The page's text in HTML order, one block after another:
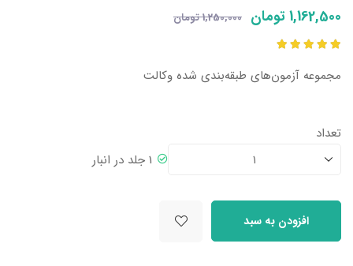
1,162,500 تومان 1,250,000 تومان
مجموعه آزمون‌های طبقه‌بندی شده وکالت
تعداد
1 1 جلد در انبار
افزودن به سبد